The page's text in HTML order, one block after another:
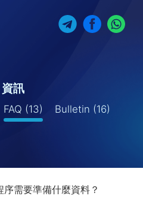
資訊
FAQ (13) Bulletin (16)
序需要準備什麼資料？